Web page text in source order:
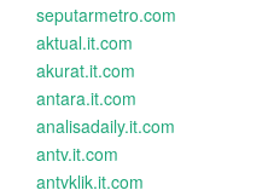
seputarmetro.com
aktual.it.com
akurat.it.com
antara.it.com
analisadaily.it.com
antv.it.com
antvklik.it.com